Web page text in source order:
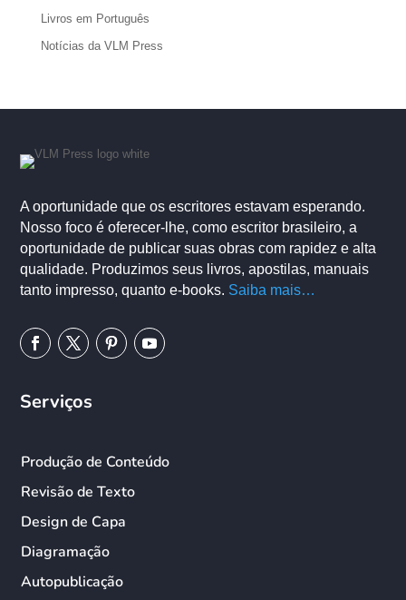
Livros em Português
Notícias da VLM Press
A oportunidade que os escritores estavam esperando.
Nosso foco é oferecer-lhe, como escritor brasileiro, a
oportunidade de publicar suas obras com rapidez e alta
qualidade. Produzimos seus livros, apostilas, manuais
tanto impresso, quanto e-books. Saiba mais…
Serviços
Produção de Conteúdo
Revisão de Texto
Design de Capa
Diagramação
Autopublicação